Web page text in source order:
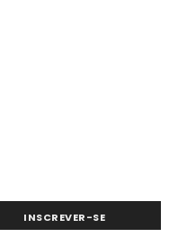
INSCREVER-SE